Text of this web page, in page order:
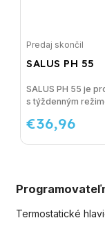
SALUS PH 55
Predaj skončil
€36,96
SALUS PH 55 je
s týždenným
Termostatické